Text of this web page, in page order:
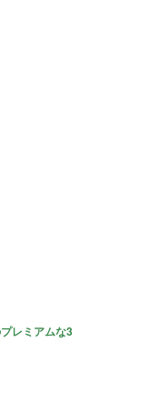
レミアムな3